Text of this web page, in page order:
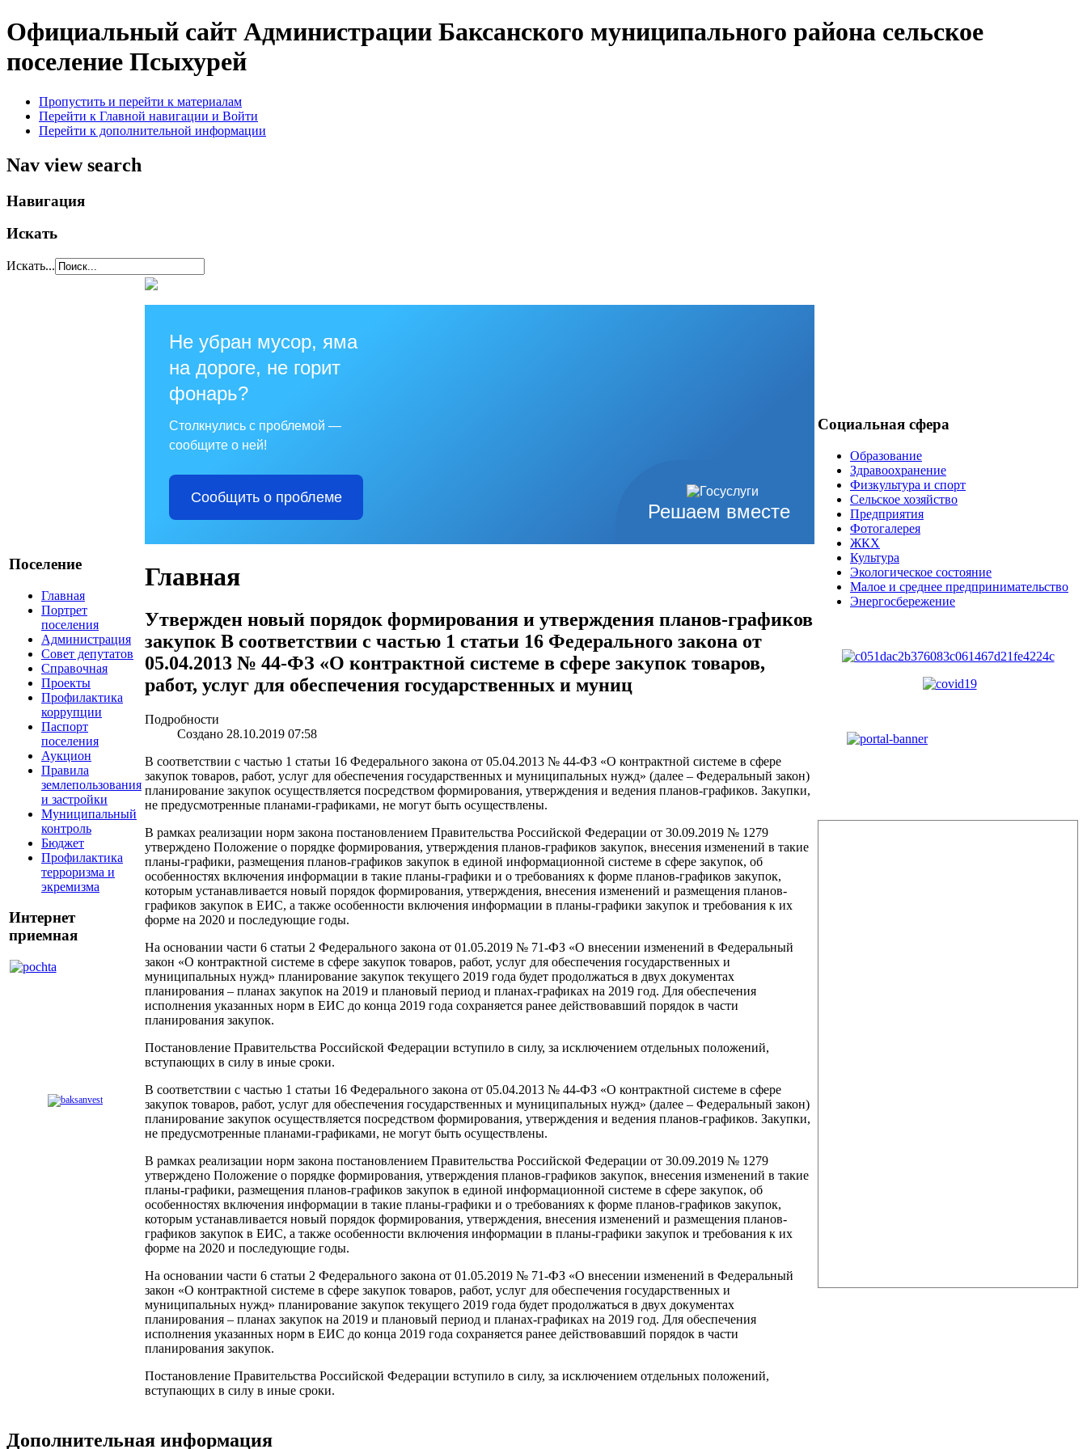
Официальный сайт Администрации Баксанского муниципального района сельское
поселение Псыхурей
Пропустить и перейти к материалам
Перейти к Главной навигации и Войти
Перейти к дополнительной информации
Nav view search
Навигация
Искать
Искать...
Поселение
Главная
Портрет
поселения
Администрация
Совет депутатов
Справочная
Проекты
Профилактика
коррупции
Паспорт
поселения
Аукцион
Правила
землепользования
и застройки
Муниципальный
контроль
Бюджет
Профилактика
терроризма и
экремизма
Интернет
приемная
Решаем вместе
Не убран мусор, яма
на дороге, не горит
фонарь?
Столкнулись с проблемой —
сообщите о ней!
Сообщить о проблеме
Главная
Утвержден новый порядок формирования и утверждения планов-графиков
закупок В соответствии с частью 1 статьи 16 Федерального закона от
05.04.2013 № 44-ФЗ «О контрактной системе в сфере закупок товаров,
работ, услуг для обеспечения государственных и муниц
Подробности
Создано 28.10.2019 07:58
В соответствии с частью 1 статьи 16 Федерального закона от 05.04.2013 № 44-ФЗ «О контрактной системе в сфере
закупок товаров, работ, услуг для обеспечения государственных и муниципальных нужд» (далее – Федеральный закон)
планирование закупок осуществляется посредством формирования, утверждения и ведения планов-графиков. Закупки,
не предусмотренные планами-графиками, не могут быть осуществлены.
В рамках реализации норм закона постановлением Правительства Российской Федерации от 30.09.2019 № 1279
утверждено Положение о порядке формирования, утверждения планов-графиков закупок, внесения изменений в такие
планы-графики, размещения планов-графиков закупок в единой информационной системе в сфере закупок, об
особенностях включения информации в такие планы-графики и о требованиях к форме планов-графиков закупок,
которым устанавливается новый порядок формирования, утверждения, внесения изменений и размещения планов-
графиков закупок в ЕИС, а также особенности включения информации в планы-графики закупок и требования к их
форме на 2020 и последующие годы.
На основании части 6 статьи 2 Федерального закона от 01.05.2019 № 71-ФЗ «О внесении изменений в Федеральный
закон «О контрактной системе в сфере закупок товаров, работ, услуг для обеспечения государственных и
муниципальных нужд» планирование закупок текущего 2019 года будет продолжаться в двух документах
планирования – планах закупок на 2019 и плановый период и планах-графиках на 2019 год. Для обеспечения
исполнения указанных норм в ЕИС до конца 2019 года сохраняется ранее действовавший порядок в части
планирования закупок.
Постановление Правительства Российской Федерации вступило в силу, за исключением отдельных положений,
вступающих в силу в иные сроки.
В соответствии с частью 1 статьи 16 Федерального закона от 05.04.2013 № 44-ФЗ «О контрактной системе в сфере
закупок товаров, работ, услуг для обеспечения государственных и муниципальных нужд» (далее – Федеральный закон)
планирование закупок осуществляется посредством формирования, утверждения и ведения планов-графиков. Закупки,
не предусмотренные планами-графиками, не могут быть осуществлены.
В рамках реализации норм закона постановлением Правительства Российской Федерации от 30.09.2019 № 1279
утверждено Положение о порядке формирования, утверждения планов-графиков закупок, внесения изменений в такие
планы-графики, размещения планов-графиков закупок в единой информационной системе в сфере закупок, об
особенностях включения информации в такие планы-графики и о требованиях к форме планов-графиков закупок,
которым устанавливается новый порядок формирования, утверждения, внесения изменений и размещения планов-
графиков закупок в ЕИС, а также особенности включения информации в планы-графики закупок и требования к их
форме на 2020 и последующие годы.
На основании части 6 статьи 2 Федерального закона от 01.05.2019 № 71-ФЗ «О внесении изменений в Федеральный
закон «О контрактной системе в сфере закупок товаров, работ, услуг для обеспечения государственных и
муниципальных нужд» планирование закупок текущего 2019 года будет продолжаться в двух документах
планирования – планах закупок на 2019 и плановый период и планах-графиках на 2019 год. Для обеспечения
исполнения указанных норм в ЕИС до конца 2019 года сохраняется ранее действовавший порядок в части
планирования закупок.
Постановление Правительства Российской Федерации вступило в силу, за исключением отдельных положений,
вступающих в силу в иные сроки.
Социальная сфера
Образование
Здравоохранение
Физкультура и спорт
Сельское хозяйство
Предприятия
Фотогалерея
ЖКХ
Культура
Экологическое состояние
Малое и среднее предпринимательство
Энергосбережение
Дополнительная информация